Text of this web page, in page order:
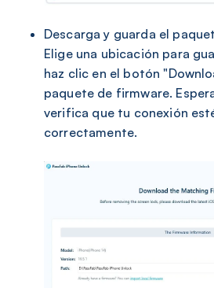
Descarga y guarda el
Elige una ubicación para
haz clic en el botón
paquete de firmware.
verifica que tu conexión
correctamente.